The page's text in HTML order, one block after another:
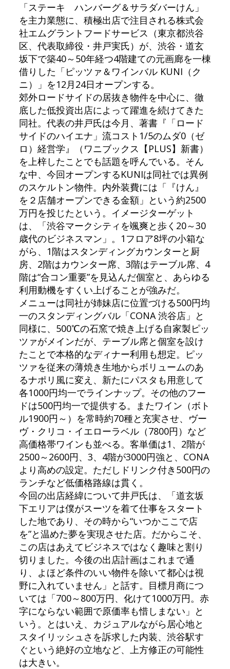
「ステーキ ハンバーグ＆サラダバーけん」
を主力業態に、積極出店で注目される株式会
社エムグラントフードサービス（東京都渋谷
区、代表取締役・井戸実氏）が、渋谷・道玄
坂下で築40～50年経つ4階建ての元画廊を一棟
借りした「ピッツァ＆ワインバル KUNI（ク
ニ）」を12月24日オープンする。
郊外ロードサイドの居抜き物件を中心に、徹
底した低投資出店によって躍進を続けてきた
同社。代表の井戸氏は今月、著書『「ロード
サイドのハイエナ」流コスト1/5のムダ0（ゼ
ロ）経営学』（ワニブックス【PLUS】新書）
を上梓したことでも話題を呼んでいる。そん
な中、今回オープンするKUNIは同社では異例
のスケルトン物件。内外装費には「『けん』
を２店舗オープンできる金額」という約2500
万円を投じたという。イメージターゲット
は、「渋谷マークシティを颯爽と歩く20～30
歳代のビジネスマン」。1フロア8坪の小箱な
がら、1階はスタンディングカウンターと厨
房、2階はカウンター席、3階はテーブル席、4
階は“合コン重要”を見込んだ個室と、あらゆる
利用動機をすくい上げることが強みだ。
メニューは同社が姉妹店に位置づける500円均
一のスタンディングバル「CONA 渋谷店」と
同様に、500℃の石窯で焼き上げる自家製ピッ
ツァがメインだが、テーブル席と個室を設け
たことで本格的なディナー利用も想定。ピッ
ツァを従来の薄焼き生地からボリュームのあ
るナポリ風に変え、新たにパスタも用意して
各1000円均一でラインナップ。その他のフー
ドは500円均一で提供する。またワイン（ボト
ル1900円～）を常時約70種と充実させ、ヴー
ヴ・クリコ・イエローラベル（7800円）など
高価格帯ワインも並べる。客単価は1、2階が
2500～2600円、3、4階が3000円強と、CONA
より高めの設定。ただしドリンク付き500円の
ランチなど低価格路線は貫く。
今回の出店経緯について井戸氏は、「道玄坂
下エリアは僕がスーツを着て仕事をスタート
した地であり、その時から“いつかここで店
を”と温めた夢を実現させた店。だからこそ、
この店はあえてビジネスではなく趣味と割り
切りました。今後の出店計画はこれまで通
り、よほど条件のいい物件を除いて都心は視
野に入れていません」と話す。目標月商につ
いては「700～800万円、化けて1000万円。赤
字にならない範囲で原価率も惜しまない」と
いう。とはいえ、カジュアルながら居心地と
スタイリッシュさを訴求した内装、渋谷駅す
ぐという絶好の立地など、上方修正の可能性
は大きい。